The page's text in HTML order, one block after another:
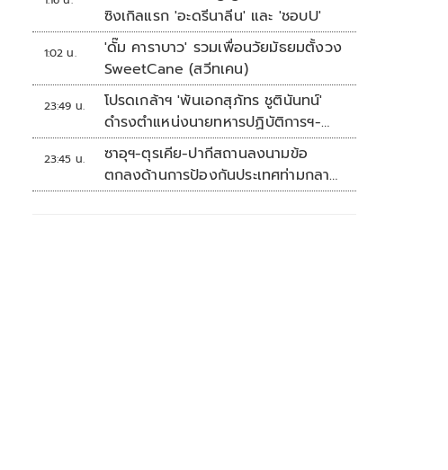
ซิงเกิลแรก 'อะดรีนาลีน' และ 'ชอบU'
1:02 น.
'ดั๊ม คาราบาว' รวมเพื่อนวัยมัธยมตั้งวง
SweetCane (สวีทเคน)
23:49 น.
โปรดเกล้าฯ 'พันเอกสุภัทร ชูตินันทน์'
ดำรงตำแหน่งนายทหารปฏิบัติการฯ-
พระราชทานยศ 'พลตรี'
23:45 น.
ซาอุฯ-ตุรเคีย-ปากีสถานลงนามข้อ
ตกลงด้านการป้องกันประเทศท่ามกลาง
สงครามในภูมิภาค